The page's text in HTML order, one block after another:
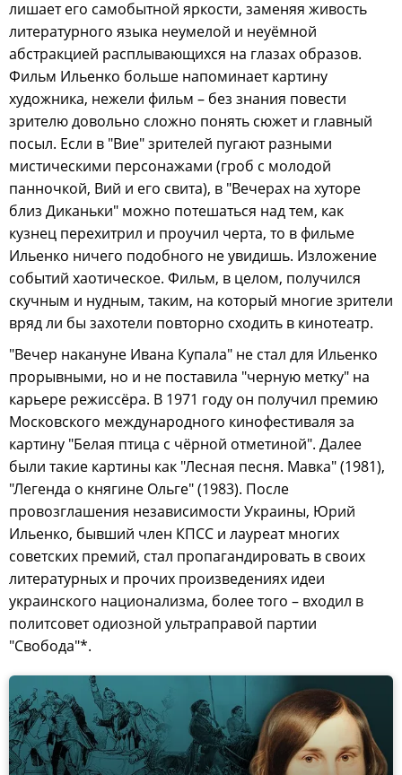
лишает его самобытной яркости, заменяя живость
литературного языка неумелой и неуёмной
абстракцией расплывающихся на глазах образов.
Фильм Ильенко больше напоминает картину
художника, нежели фильм – без знания повести
зрителю довольно сложно понять сюжет и главный
посыл. Если в "Вие" зрителей пугают разными
мистическими персонажами (гроб с молодой
панночкой, Вий и его свита), в "Вечерах на хуторе
близ Диканьки" можно потешаться над тем, как
кузнец перехитрил и проучил черта, то в фильме
Ильенко ничего подобного не увидишь. Изложение
событий хаотическое. Фильм, в целом, получился
скучным и нудным, таким, на который многие зрители
вряд ли бы захотели повторно сходить в кинотеатр.
"Вечер накануне Ивана Купала" не стал для Ильенко
прорывными, но и не поставила "черную метку" на
карьере режиссёра. В 1971 году он получил премию
Московского международного кинофестиваля за
картину "Белая птица с чёрной отметиной". Далее
были такие картины как "Лесная песня. Мавка" (1981),
"Легенда о княгине Ольге" (1983). После
провозглашения независимости Украины, Юрий
Ильенко, бывший член КПСС и лауреат многих
советских премий, стал пропагандировать в своих
литературных и прочих произведениях идеи
украинского национализма, более того – входил в
политсовет одиозной ультраправой партии
"Свобода"*.